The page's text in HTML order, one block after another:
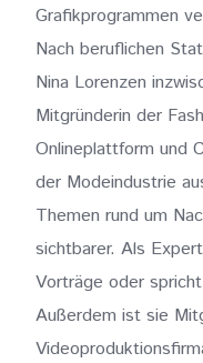
Grafikprogrammen
Nach beruflichen
Nina Lorenzen
Mitgründerin der
Onlineplattform und
der Modeindustrie
Themen rund um
sichtbarer. Als
Vorträge oder
Außerdem ist sie